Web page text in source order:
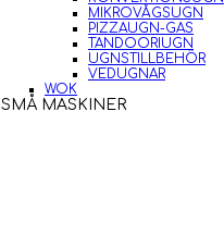
MIKROVÅGSUGN
PIZZAUGN-GAS
TANDOORIUGN
UGNSTILLBEHÖR
VEDUGNAR
WOK
SMÅ MASKINER